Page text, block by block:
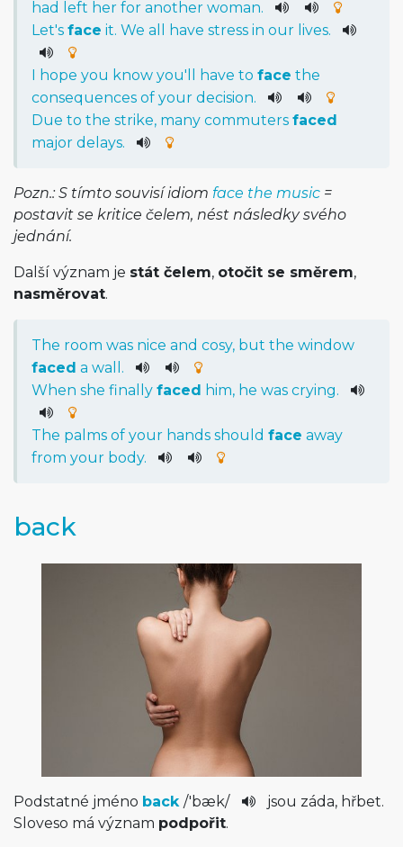
had left her for another woman.
Let's face it. We all have stress in our lives.
I hope you know you'll have to face the
consequences of your decision.
Due to the strike, many commuters faced
major delays.
Pozn.: S tímto souvisí idiom face the music =
postavit se kritice čelem, nést následky svého
jednání.
Další význam je stát čelem, otočit se směrem,
nasměrovat.
The room was nice and cosy, but the window
faced a wall .
When she finally faced him, he was crying.
The palms of your hands should face away
from your body.
back
Podstatné jméno back /'bæk/
jsou záda, hřbet.
Sloveso má význam podpořit.